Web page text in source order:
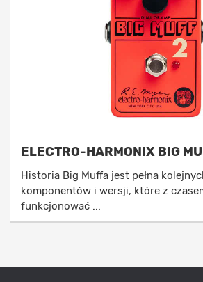
ELECTRO-HARMONIX BIG
Historia Big Muffa jest pełna
komponentów i wersji, które z
funkcjonować ...